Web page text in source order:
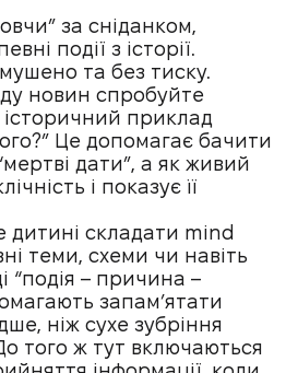
за сніданком,
події з історії.
та без тиску.
новин спробуйте
історичний приклад
Це допомагає бачити
дати”, а як живий
і показує її
дитині складати mind
теми, схеми чи навіть
“подія – причина –
запам’ятати
ніж сухе зубріння
того ж тут включаються